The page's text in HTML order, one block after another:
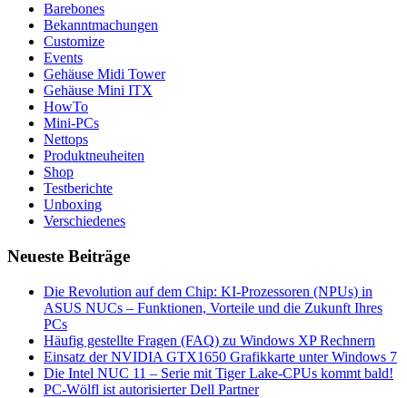
Barebones
Bekanntmachungen
Customize
Events
Gehäuse Midi Tower
Gehäuse Mini ITX
HowTo
Mini-PCs
Nettops
Produktneuheiten
Shop
Testberichte
Unboxing
Verschiedenes
Neueste Beiträge
Die Revolution auf dem Chip: KI-Prozessoren (NPUs) in
ASUS NUCs – Funktionen, Vorteile und die Zukunft Ihres
PCs
Häufig gestellte Fragen (FAQ) zu Windows XP Rechnern
Einsatz der NVIDIA GTX1650 Grafikkarte unter Windows 7
Die Intel NUC 11 – Serie mit Tiger Lake-CPUs kommt bald!
PC-Wölfl ist autorisierter Dell Partner